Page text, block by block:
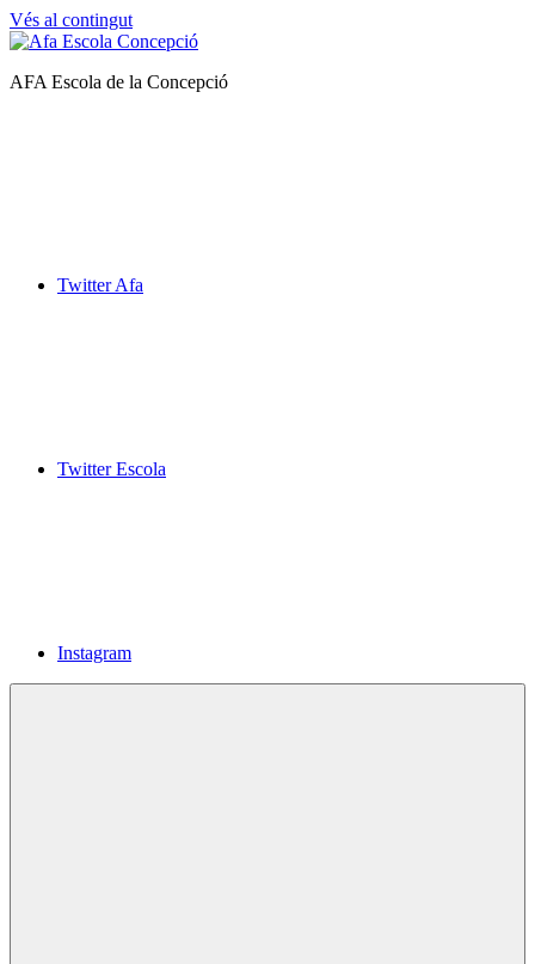
Vés al contingut
Afa
AFA Escola de la Concepció
Twitter Afa
Twitter Escola
Instagram